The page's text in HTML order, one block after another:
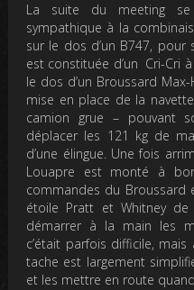
La suite du meeting
sympathique à la
sur le dos d’un B747, pour
est constituée d’un Cri-Cri
le dos d’un Broussard Max-
mise en place de la
camion grue – pouvant
déplacer les 121 kg de
d’une élingue. Une fois
Louapre est monté à
commandes du
étoile Pratt et Whitney
démarrer à la main les
c’était parfois difficile,
tache est largement
et les mettre en route